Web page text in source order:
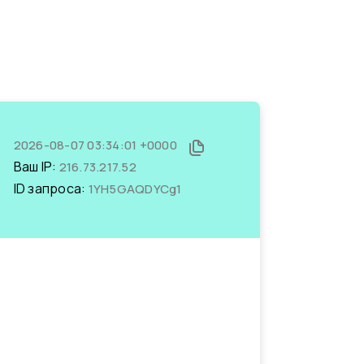
2026-08-07 03:34:01 +0000
Ваш IP: 216.73.217.52
ID запроса: 1YH5GAQDYCg1